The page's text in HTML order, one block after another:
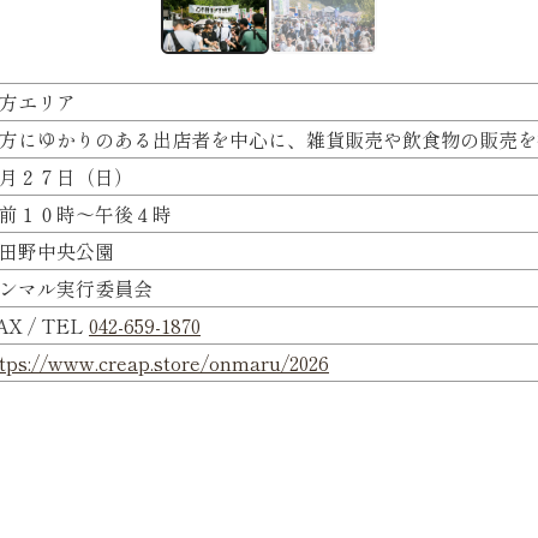
エリア
にゆかりのある出店者を中心に、雑貨販売や飲食物の販売を
２７日（日）
１０時～午後４時
野中央公園
マル実行委員会
/ TEL 042-659-1870
www.creap.store/onmaru/2026